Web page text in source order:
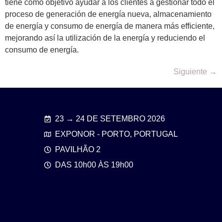
tiene como objetivo ayudar a los clientes a gestionar todo el
proceso de generación de energía nueva, almacenamiento
de energía y consumo de energía de manera más efﬁciente,
mejorando así la utilización de la energía y reduciendo el
consumo de energía.
Siguiente →
23 → 24 DE SETEMBRO 2026
EXPONOR - PORTO, PORTUGAL
PAVILHÃO 2
DAS 10h00 ÀS 19h00